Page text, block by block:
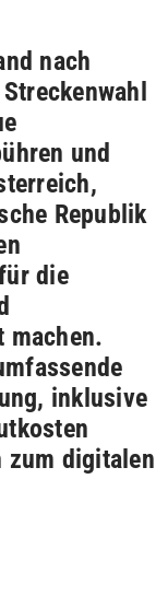
nach
und
Republik
die
machen.
inklusive
zum digitalen